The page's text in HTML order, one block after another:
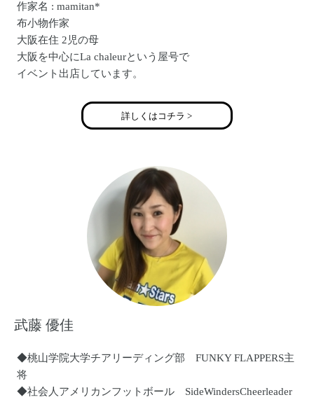
作家名 : mamitan*
布小物作家
大阪在住 2児の母
大阪を中心にLa chaleurという屋号で
イベント出店しています。
詳しくはコチラ >
武藤 優佳
◆桃山学院大学チアリーディング部 FUNKY FLAPPERS主
将
◆社会人アメリカンフットボール SideWindersCheerleader